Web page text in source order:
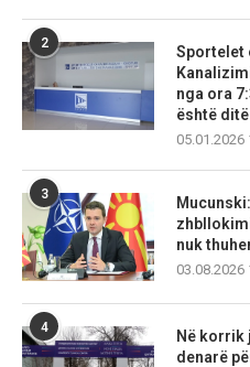
2
Sportelet
nga ora
është
05.01.2026
3
nuk
03.08.2026
4
Në korrik
denarë